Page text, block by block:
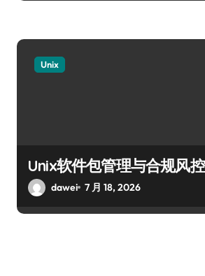
Unix
Unix软件包管理与合规风
dawei 7 月 18, 2026